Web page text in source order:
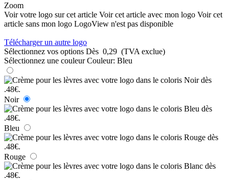
Zoom
Voir votre logo sur cet article Voir cet article avec mon logo Voir cet
article sans mon logo LogoView n'est pas disponible
Télécharger un autre logo
Sélectionnez vos options Dès 0,29 (TVA exclue)
Sélectionnez une couleur Couleur: Bleu
Noir
Bleu
Rouge